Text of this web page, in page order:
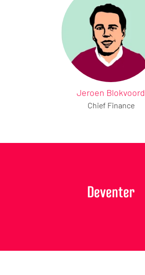
Jeroen Blokvoord
Chief Finance
Deventer